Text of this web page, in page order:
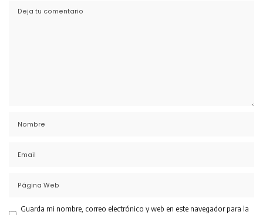
Guarda mi nombre, correo electrónico y web en este navegador para la